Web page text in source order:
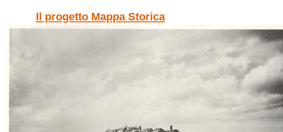
Il progetto Mappa Storica
Esplora la mappa